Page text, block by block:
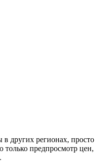
других регионах, просто
предпросмотр цен,